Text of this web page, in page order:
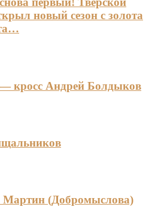
новый сезон с золота
кросс Андрей Болдыков
Мартин (Добромыслова)